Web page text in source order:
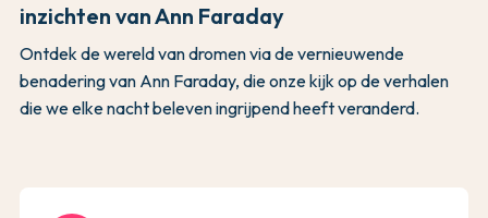
inzichten van Ann Faraday
Ontdek de wereld van dromen via de vernieuwende
benadering van Ann Faraday, die onze kijk op de verhalen
die we elke nacht beleven ingrijpend heeft veranderd.